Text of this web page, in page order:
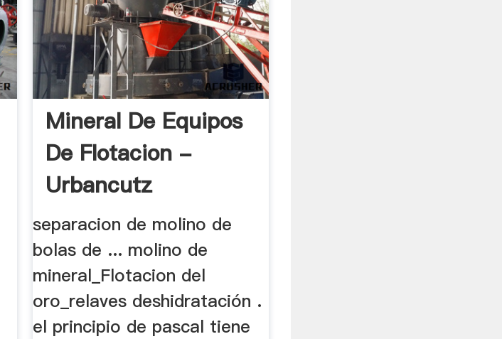
Mineral De Equipos
De Flotacion -
Urbancutz
separacion de molino de
bolas de ... molino de
mineral_Flotacion del
oro_relaves deshidratación .
el principio de pascal tiene